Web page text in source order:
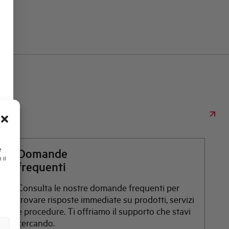
il
Domande
frequenti
Consulta le nostre domande frequenti per
trovare risposte immediate su prodotti, servizi
e procedure. Ti offriamo il supporto che stavi
cercando.